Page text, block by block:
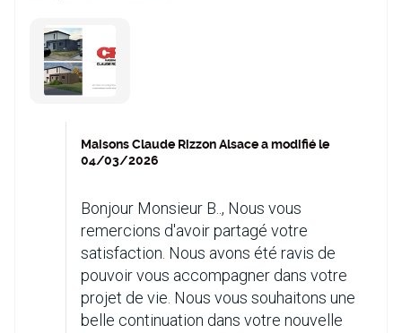
Maisons Claude Rizzon Alsace a modifié le
04/03/2026
Bonjour Monsieur B.., Nous vous
remercions d'avoir partagé votre
satisfaction. Nous avons été ravis de
pouvoir vous accompagner dans votre
projet de vie. Nous vous souhaitons une
belle continuation dans votre nouvelle